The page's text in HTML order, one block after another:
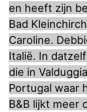
en heeft zijn
Bad
Caroline.
Italië. In
die in
Portugal waar
B&B lijkt meer